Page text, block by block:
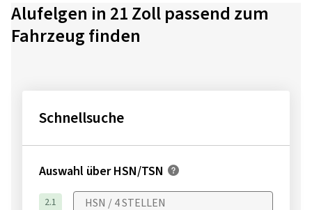
Alufelgen in 21 Zoll passend zum
Fahrzeug finden
Schnellsuche
Auswahl über HSN/TSN
2.1